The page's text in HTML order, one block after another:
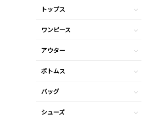
トップス
ワンピース
アウター
ボトムス
バッグ
シューズ